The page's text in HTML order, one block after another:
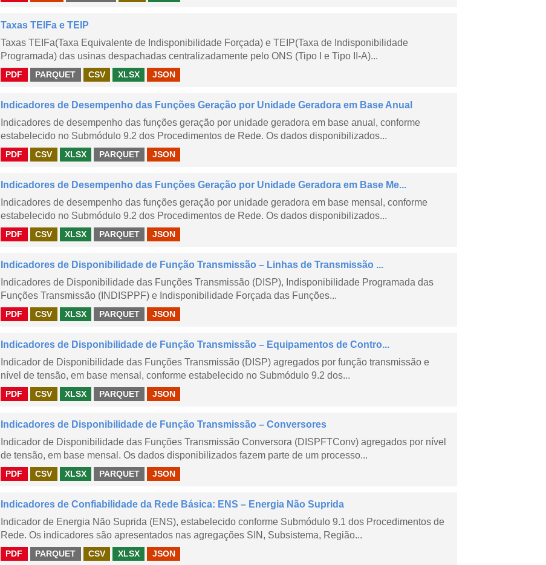
Taxas TEIFa e TEIP
Taxas TEIFa(Taxa Equivalente de Indisponibilidade Forçada) e TEIP(Taxa de Indisponibilidade
Programada) das usinas despachadas centralizadamente pelo ONS (Tipo I e Tipo II-A)...
PDF PARQUET CSV XLSX JSON
Indicadores de Desempenho das Funções Geração por Unidade Geradora em Base Anual
Indicadores de desempenho das funções geração por unidade geradora em base anual, conforme
estabelecido no Submódulo 9.2 dos Procedimentos de Rede. Os dados disponibilizados...
PDF CSV XLSX PARQUET JSON
Indicadores de Desempenho das Funções Geração por Unidade Geradora em Base Me...
Indicadores de desempenho das funções geração por unidade geradora em base mensal, conforme
estabelecido no Submódulo 9.2 dos Procedimentos de Rede. Os dados disponibilizados...
PDF CSV XLSX PARQUET JSON
Indicadores de Disponibilidade de Função Transmissão – Linhas de Transmissão ...
Indicadores de Disponibilidade das Funções Transmissão (DISP), Indisponibilidade Programada das
Funções Transmissão (INDISPPF) e Indisponibilidade Forçada das Funções...
PDF CSV XLSX PARQUET JSON
Indicadores de Disponibilidade de Função Transmissão – Equipamentos de Contro...
Indicador de Disponibilidade das Funções Transmissão (DISP) agregados por função transmissão e
nível de tensão, em base mensal, conforme estabelecido no Submódulo 9.2 dos...
PDF CSV XLSX PARQUET JSON
Indicadores de Disponibilidade de Função Transmissão – Conversores
Indicador de Disponibilidade das Funções Transmissão Conversora (DISPFTConv) agregados por nível
de tensão, em base mensal. Os dados disponibilizados fazem parte de um processo...
PDF CSV XLSX PARQUET JSON
Indicadores de Confiabilidade da Rede Básica: ENS – Energia Não Suprida
Indicador de Energia Não Suprida (ENS), estabelecido conforme Submódulo 9.1 dos Procedimentos de
Rede. Os indicadores são apresentados nas agregações SIN, Subsistema, Região...
PDF PARQUET CSV XLSX JSON